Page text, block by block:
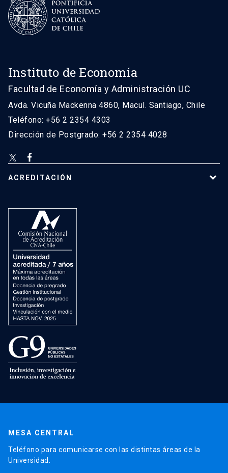
Instituto de Economía
Facultad de Economía y Administración UC
Avda. Vicuña Mackenna 4860, Macul. Santiago, Chile
Teléfono: +56 2 2354 4303
Dirección de Postgrado: +56 2 2354 4028
ACREDITACIÓN
MESA CENTRAL
Teléfono para comunicarse con las distintas áreas de la
Universidad.